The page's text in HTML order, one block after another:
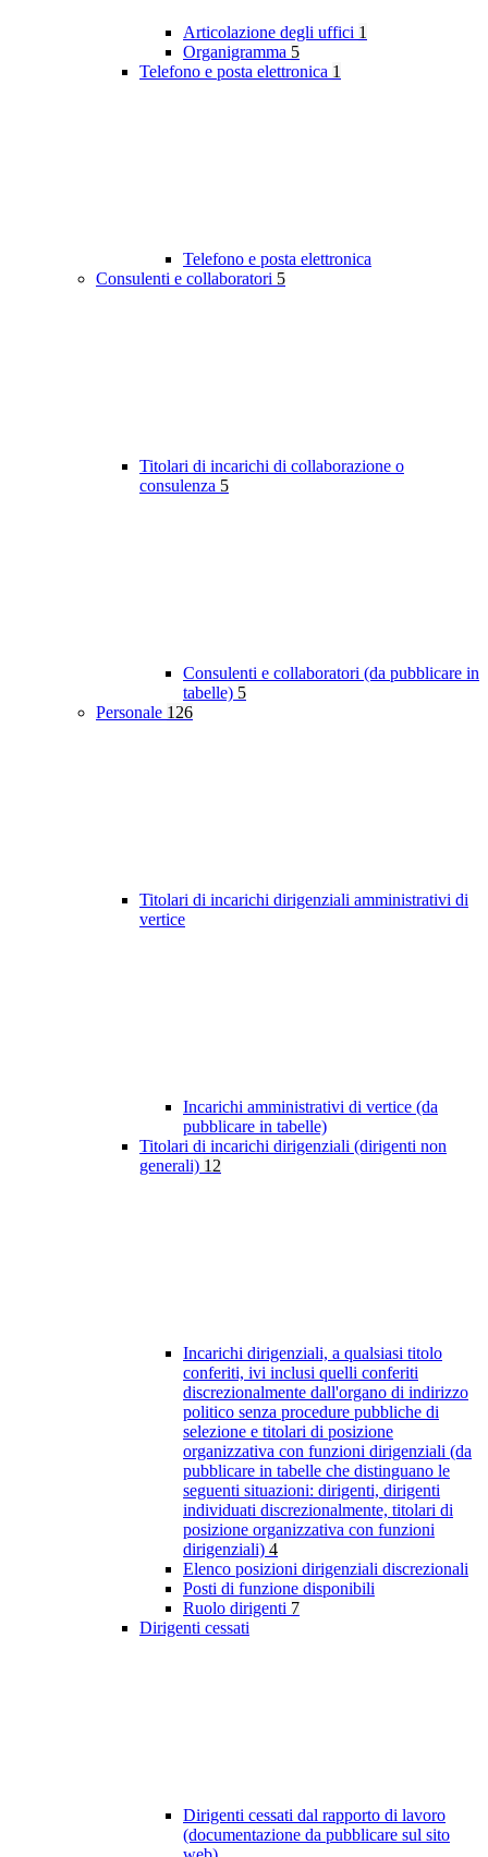
Articolazione degli uffici 1
Organigramma 5
Telefono e posta elettronica 1
Telefono e posta elettronica
Consulenti e collaboratori 5
Titolari di incarichi di collaborazione o
consulenza 5
Consulenti e collaboratori (da pubblicare in
tabelle) 5
Personale 126
Titolari di incarichi dirigenziali amministrativi di
vertice
Incarichi amministrativi di vertice (da
pubblicare in tabelle)
Titolari di incarichi dirigenziali (dirigenti non
generali) 12
Incarichi dirigenziali, a qualsiasi titolo
conferiti, ivi inclusi quelli conferiti
discrezionalmente dall'organo di indirizzo
politico senza procedure pubbliche di
selezione e titolari di posizione
organizzativa con funzioni dirigenziali (da
pubblicare in tabelle che distinguano le
seguenti situazioni: dirigenti, dirigenti
individuati discrezionalmente, titolari di
posizione organizzativa con funzioni
dirigenziali) 4
Elenco posizioni dirigenziali discrezionali
Posti di funzione disponibili
Ruolo dirigenti 7
Dirigenti cessati
Dirigenti cessati dal rapporto di lavoro
(documentazione da pubblicare sul sito